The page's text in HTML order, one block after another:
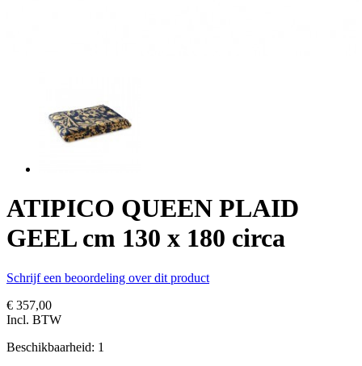
ATIPICO QUEEN PLAID
GEEL cm 130 x 180 circa
Schrijf een beoordeling over dit product
€ 357,00
Incl. BTW
Beschikbaarheid: 1